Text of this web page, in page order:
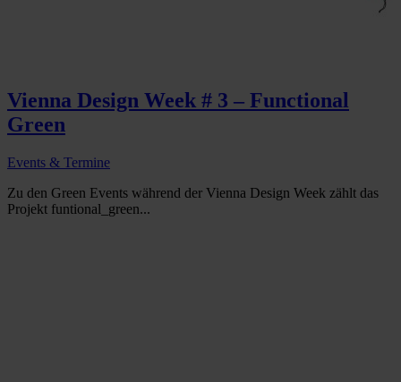
Vienna Design Week # 3 – Functional
Green
Events & Termine
Zu den Green Events während der Vienna Design Week zählt das
Projekt funtional_green...